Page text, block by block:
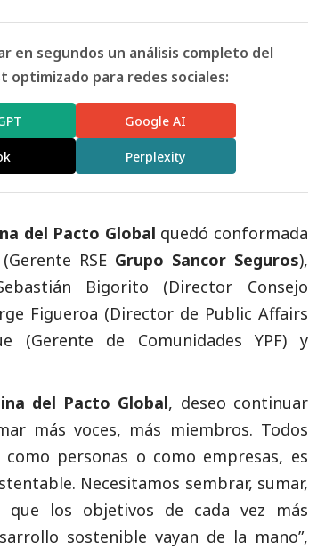
en segundos un análisis completo del
para redes sociales:
Google AI
Perplexity
del Pacto Global quedó conformada
RSEGrupo Sancor Seguros),
Bigorito (Director Consejo
Figueroa (Director de Public Affairs
(Gerente de Comunidades YPF) y
del Pacto Global, deseo continuar
más voces, más miembros. Todos
personas o como empresas, es
Necesitamos sembrar, sumar,
los objetivos de cada vez más
sostenible vayan de la mano”,